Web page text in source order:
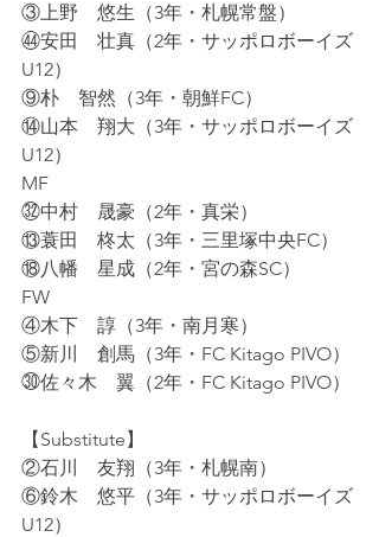
③上野　悠生（3年・札幌常盤）
㊹安田　壮真（2年・サッポロボーイズ
U12）
⑨朴　智然（3年・朝鮮FC）
⑭山本　翔大（3年・サッポロボーイズ
U12）
MF
㉜中村　晟豪（2年・真栄）
⑬蓑田　柊太（3年・三里塚中央FC）
⑱八幡　星成（2年・宮の森SC）
FW
④木下　諄（3年・南月寒）
⑤新川　創馬（3年・FC Kitago PIVO）
㉚佐々木　翼（2年・FC Kitago PIVO）
【Substitute】
②石川　友翔（3年・札幌南）
⑥鈴木　悠平（3年・サッポロボーイズ
U12）